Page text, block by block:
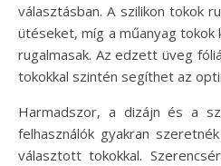
választásban. A szilikon tokok
ütéseket, míg a műanyag
rugalmasak. Az edzett üveg
tokokkal szintén segíthet az
Harmadszor, a dizájn és a
felhasználók gyakran
választott tokokkal.